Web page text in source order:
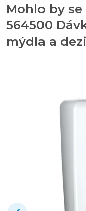
Mohlo by
564500
mýdla a